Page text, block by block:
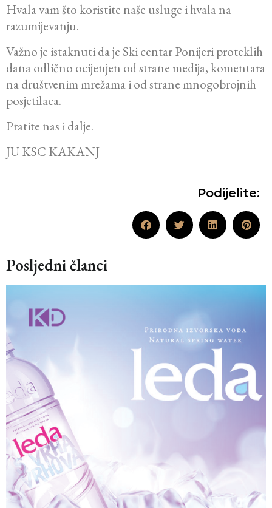
Hvala vam što koristite naše usluge i hvala na
razumijevanju.
Važno je istaknuti da je Ski centar Ponijeri proteklih
dana odlično ocijenjen od strane medija, komentara
na društvenim mrežama i od strane mnogobrojnih
posjetilaca.
Pratite nas i dalje.
JU KSC KAKANJ
Podijelite:
Posljedni članci